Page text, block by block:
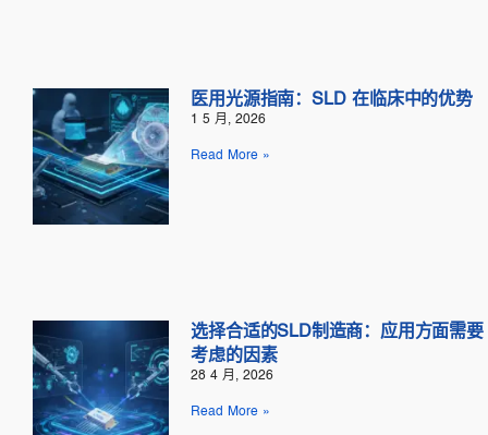
医用光源指南：SLD 在临床中的优势
1 5 月, 2026
Read More »
选择合适的SLD制造商：应用方面需要
考虑的因素
28 4 月, 2026
Read More »